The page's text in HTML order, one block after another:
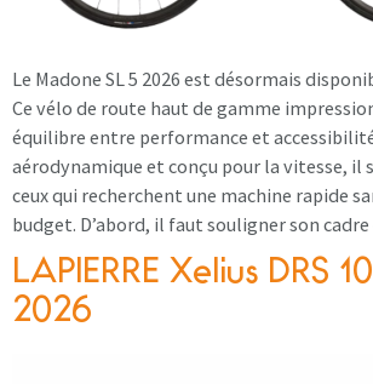
Le Madone SL 5 2026 est désormais
Ce vélo de route haut de gamme
équilibre entre performance et
aérodynamique et conçu pour la vitesse, il
ceux qui recherchent une machine rapide
budget. D’abord, il faut souligner son
LAPIERRE Xelius DRS
2026